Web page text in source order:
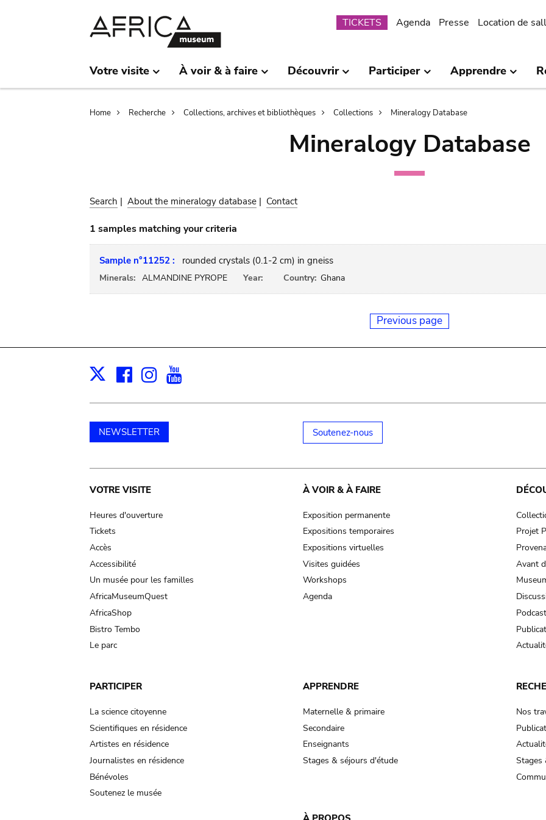
Submenu
TICKETS Agenda Presse Location de
Votre visite À voir & à faire Découvrir Participer Apprendre
Breadcrumb
Home Recherche Collections, archives et bibliothèques Collections Mineralogy Database
Mineralogy Database
Search | About the mineralogy database | Contact
1 samples matching your criteria
Sample n°11252 : rounded crystals (0.1-2 cm) in gneiss
Minerals: ALMANDINE PYROPE Year: Country: Ghana
Previous page
X Facebook
Instagram
NEWSLETTER Soutenez-nous
Main
navigation
VOTRE VISITE
Heures d'ouverture
Tickets
Accès
Accessibilité
Un musée pour les familles
AfricaMuseumQuest
AfricaShop
Bistro Tembo
Le parc
À VOIR & À FAIRE
Exposition permanente
Expositions temporaires
Expositions virtuelles
Visites guidées
Workshops
Agenda
Projet
Avant
PARTICIPER
La science citoyenne
Scientifiques en résidence
Artistes en résidence
Journalistes en résidence
Bénévoles
Soutenez le musée
APPRENDRE
Maternelle & primaire
Secondaire
Enseignants
Stages & séjours d'étude
Nos
Stages